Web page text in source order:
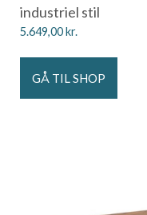
industriel stil
5.649,00kr.
GÅ TIL SHOP